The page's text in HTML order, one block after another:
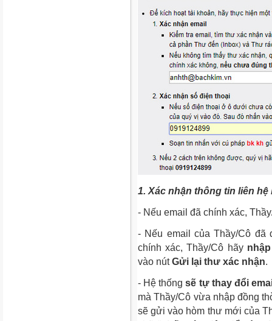
1. Xác nhận thông tin liên hệ
- Nếu email đã chính xác,
- Nếu email của Thầy/Cô đã
chính xác, Thầy/Cô hãy
vào nútGửi lại thư xác nhận.
- Hệ thốngsẽ tự thay đổi
mà Thầy/Cô vừa nhập đồng
sẽ gửi vào hòm thư mới của